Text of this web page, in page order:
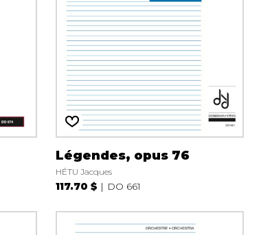
Légendes, opus 76
HÉTU Jacques
117.70 $ DO 661